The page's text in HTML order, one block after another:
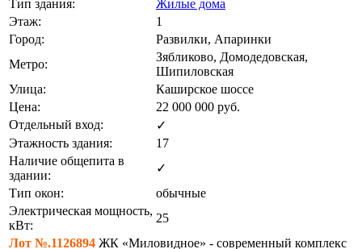
Тип здания:
Жилые дома
Этаж:
1
Город:
Развилки, Апаринки
Метро:
Зябликово, Домодедовская,
Шипиловская
Улица:
Каширское шоссе
Цена:
22 000 000 руб.
Отдельный вход:
✓
Этажность здания:
17
Наличие общепита в
здании:
✓
Тип окон:
обычные
Электрическая мощность,
кВт:
25
Лот №.1126894 ЖК «Миловидное» - современный комплекс